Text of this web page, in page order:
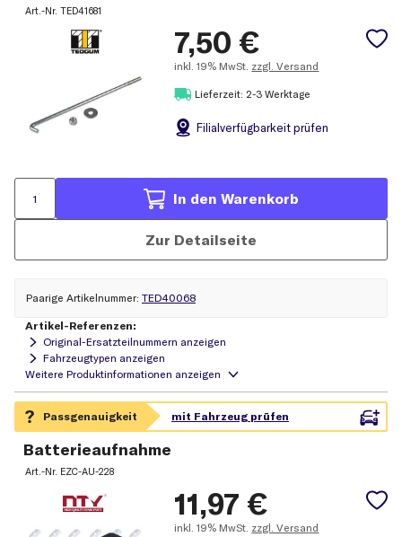
Art.-Nr.TED41681
7,50 €
inkl. 19% MwSt. zzgl. Versand
Lieferzeit: 2-3 Werktage
Filialverfügbarkeit prüfen
In den Warenkorb
Zur Detailseite
paarige Artikelnummer TED40068
Artikel-Referenzen:
Original-Ersatzteilnummern anzeigen
Fahrzeugtypen anzeigen
Batterieaufnahme
Art.-Nr. EZC-AU-228
11,97 €
inkl. 19% MwSt. zzgl. Versand